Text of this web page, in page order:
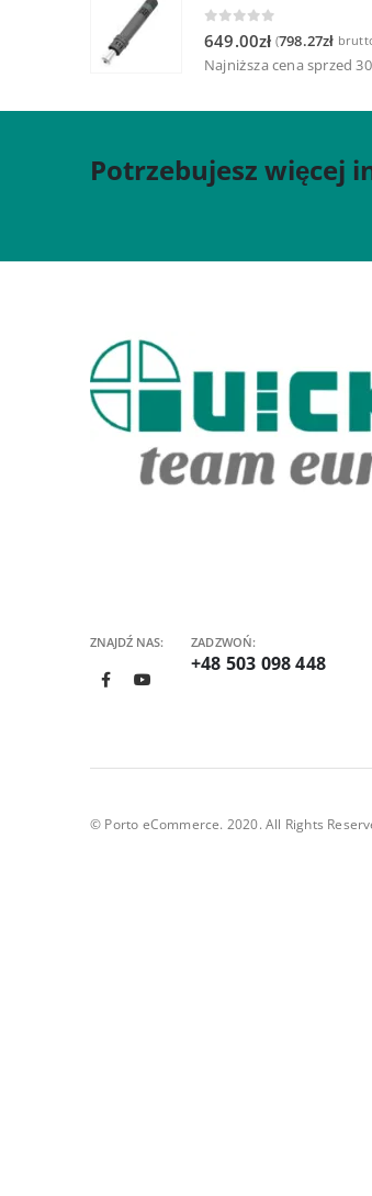
0 out of 5
649.00zł (798.27zł
Najniższa cena sprzed
Potrzebujesz więcej
ZNAJDŹ NAS: ZADZWOŃ:
+48 503 098 448
© Porto eCommerce. 2020. All Rights